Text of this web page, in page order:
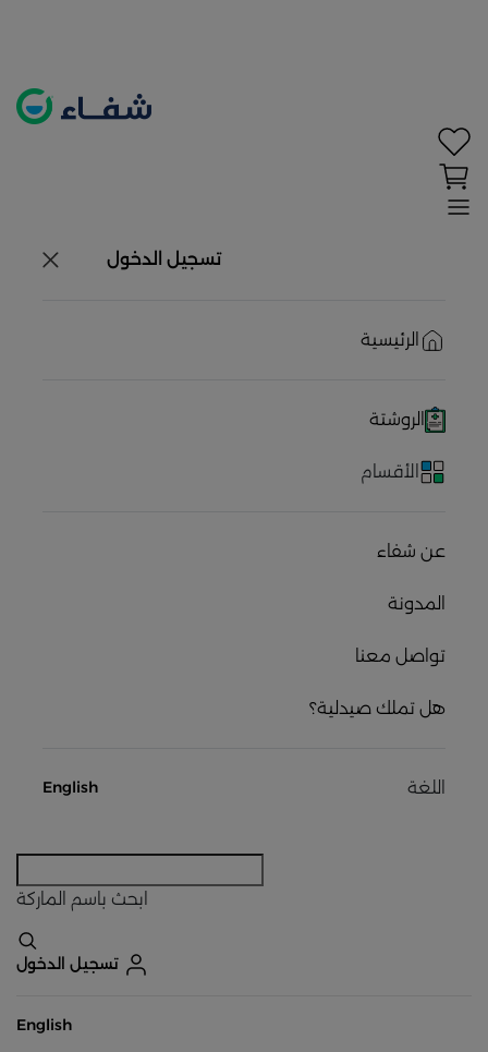
تسجيل الدخول
الرئيسية
الروشتة
الأقسام
عن شفاء
المدونة
تواصل معنا
هل تملك صيدلية؟
اللغة English
ابحث باسم الماركة
تسجيل الدخول
English